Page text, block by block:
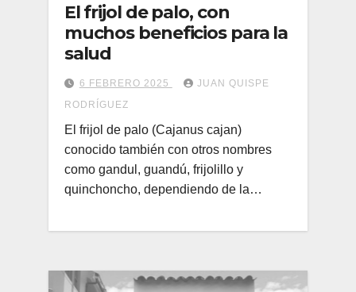
El frijol de palo, con
muchos beneficios para la
salud
6 FEBRERO 2025
JUAN QUISPE
RODRÍGUEZ
El frijol de palo (Cajanus cajan)
conocido también con otros nombres
como gandul, guandú, frijolillo y
quinchoncho, dependiendo de la…